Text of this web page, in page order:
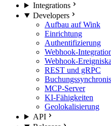
Integrations
Developers
Aufbau auf Wink
Einrichtung
Authentifizierung
Webhook-
Webhook-
REST und gRPC
MCP-Server
KI-Fähigkeiten
Geolokalisierung
API